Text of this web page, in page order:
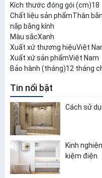
Kích thước đóng gói (cm)18
Chất liệu sản phẩmThân
nắp bằng kính
Màu sắcXanh
Xuất xứ thương hiệuViệt
Xuất xứ sản phẩmViệt Nam
Bảo hành (tháng)12 tháng
Tin nổi bật
Cách sử
Kinh
kiệm điện